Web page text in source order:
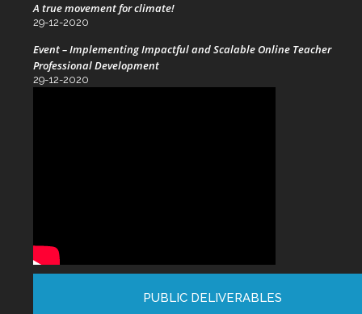
A true movement for climate!
29-12-2020
Event – Implementing Impactful and Scalable Online Teacher
Professional Development
29-12-2020
PUBLIC DELIVERABLES